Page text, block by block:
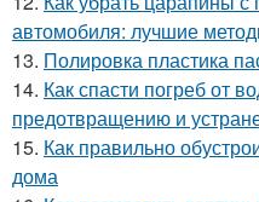
автомобиля: лучшие
13. Полировка пластика
14. Как спасти погреб от
предотвращению и
15. Как правильно
дома